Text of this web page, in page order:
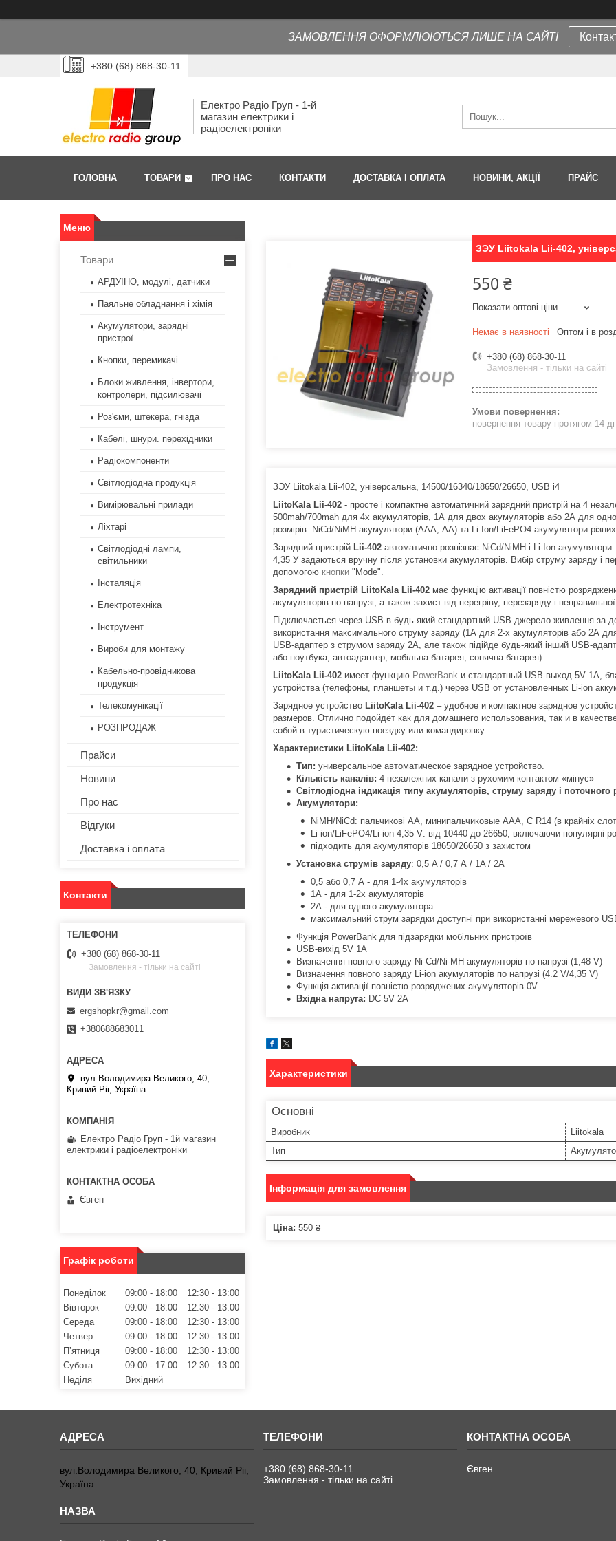
ЗАМОВЛЕННЯ ОФОРМЛЮЮТЬСЯ ЛИШЕ НА САЙТІ
+380 (68) 868-30-11
Електро Радіо Груп - 1-й
магазин електрики і
радіоелектроніки
ГОЛОВНА ТОВАРИ ПРО НАС КОНТАКТИ ДОСТАВКА І ОПЛАТА НОВИНИ, АКЦІЇ ПРАЙС
ЗЭУ Liitokala Lii-402,
550 ₴
Показати оптові ціни
Немає в наявності Оптом і в
+380 (68) 868-30-11
Замовлення - тільки на сайті
повернення товару протягом 14
ЗЭУ Liitokala Lii-402, універсальна, 14500/16340/18650/26650, USB i4
LiitoKala Lii-402 - просте і компактне автоматичний зарядний пристрій на 4
500mah/700mah для 4х акумуляторів, 1А для двох акумуляторів або 2А для
розмірів: NiCd/NiMH акумулятори (ААА, АА) та Li-Ion/LiFePO4 акумулятори
Зарядний пристрій Lii-402 автоматично розпізнає NiCd/NiMH і Li-Ion
4,35 У задаються вручну після установки акумуляторів. Вибір струму заряду і
допомогою кнопки "Mode".
Зарядний пристрій LiitoKala Lii-402 має функцію активації повністю
акумуляторів по напрузі, а також захист від перегріву, перезаряду і
Підключається через USB в будь-який стандартний USB джерело живлення за
використання максимального струму заряду (1А для 2-х акумуляторів або 2А
USB-адаптер з струмом заряду 2A, але також підійде будь-який інший USB-
або ноутбука, автоадаптер, мобільна батарея, сонячна батарея).
LiitoKala Lii-402 имеет функцию PowerBank и стандартный USB-выход 5V 1A,
устройства (телефоны, планшеты и т.д.) через USB от установленных Li-ion
Зарядное устройство LiitoKala Lii-402 – удобное и компактное зарядное
размеров. Отлично подойдёт как для домашнего использования, так и в
собой в туристическую поездку или командировку.
Характеристики LiitoKala Lii-402:
Тип: универсальное автоматическое зарядное устройство.
Кількість каналів: 4 незалежних канали з рухомим контактом «мінус»
Світлодіодна індикація типу акумуляторів, струму заряду і
Акумулятори:
NiMН/NiCd: пальчикові АА, минипальчиковые ААА, C R14 (в крайніх
Li-ion/LiFePO4/Li-ion 4,35 V: від 10440 до 26650, включаючи популярні
підходить для акумуляторів 18650/26650 з захистом
Установка струмів заряду: 0,5 A / 0,7 А / 1A / 2А
0,5 або 0,7 А - для 1-4х акумуляторів
1А - для 1-2х акумуляторів
2А - для одного акумулятора
максимальний струм зарядки доступні при використанні мережевого
Функція PowerBank для підзарядки мобільних пристроїв
USB-вихід 5V 1A
Визначення повного заряду Ni-Cd/Ni-MH акумуляторів по напрузі (1,48 V)
Визначення повного заряду Li-ion акумуляторів по напрузі (4.2 V/4,35 V)
Функція активації повністю розряджених акумуляторів 0V
Вхідна напруга: DC 5V 2A
Характеристики
Основні
Виробник
Liitokala
Тип
Інформація для замовлення
Ціна: 550 ₴
Товари
АРДУІНО, модулі, датчики
Паяльне обладнання і хімія
Акумулятори, зарядні
пристрої
Кнопки, перемикачі
Блоки живлення, інвертори,
контролери, підсилювачі
Роз'єми, штекера, гнізда
Кабелі, шнури. перехідники
Радіокомпоненти
Світлодіодна продукція
Вимірювальні прилади
Ліхтарі
Світлодіодні лампи,
світильники
Інсталяція
Електротехніка
Інструмент
Вироби для монтажу
Кабельно-провідникова
продукція
Телекомунікації
РОЗПРОДАЖ
Прайси
Новини
Про нас
Відгуки
Доставка і оплата
Контакти
+380 (68) 868-30-11
Замовлення - тільки на сайті
ergshopkr@gmail.com
+380688683011
вул.Володимира Великого, 40,
Кривий Ріг, Україна
Електро Радіо Груп - 1й магазин
електрики і радіоелектроніки
Євген
Графік роботи
Понеділок 09:00 18:00 12:30
13:00
Вівторок
09:00 18:00 12:30
13:00
Середа
09:00 18:00 12:30
13:00
Четвер
09:00 18:00 12:30
13:00
Пʼятниця
09:00 18:00 12:30
13:00
Субота
09:00 17:00 12:30
13:00
Неділя
Вихідний
вул.Володимира Великого, 40, Кривий Ріг,
Україна
+380 (68) 868-30-11
Замовлення - тільки на сайті
Євген